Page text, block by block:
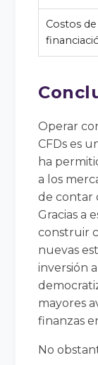
Costos de
Operar
CFDs es
ha
a los
de contar
Gracias a
construir
nuevas
inversión
mayores
finanzas
No